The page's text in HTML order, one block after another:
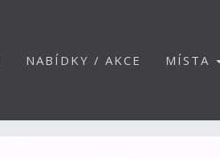
NABÍDKY / AKCE MÍSTA